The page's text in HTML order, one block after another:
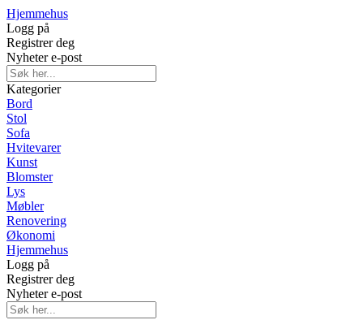
Hjemmehus
Logg på
Registrer deg
Nyheter e-post
Kategorier
Bord
Stol
Sofa
Hvitevarer
Kunst
Blomster
Lys
Møbler
Renovering
Økonomi
Hjemmehus
Logg på
Registrer deg
Nyheter e-post